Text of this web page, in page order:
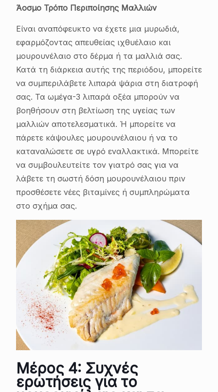
Άοσμο Τρόπο Περιποίησης Μαλλιών
Είναι αναπόφευκτο να έχετε μια μυρωδιά,
εφαρμόζοντας απευθείας ιχθυέλαιο και
μουρουνέλαιο στο δέρμα ή τα μαλλιά σας.
Κατά τη διάρκεια αυτής της περιόδου, μπορείτε
να συμπεριλάβετε λιπαρά ψάρια στη διατροφή
σας. Τα ωμέγα-3 λιπαρά οξέα μπορούν να
βοηθήσουν στη βελτίωση της υγείας των
μαλλιών αποτελεσματικά. Ή μπορείτε να
πάρετε κάψουλες μουρουνέλαιου ή να το
καταναλώσετε σε υγρό εναλλακτικά. Μπορείτε
να συμβουλευτείτε τον γιατρό σας για να
λάβετε τη σωστή δόση μουρουνέλαιου πριν
προσθέσετε νέες βιταμίνες ή συμπληρώματα
στο σχήμα σας.
Μέρος 4: Συχνές
ερωτήσεις για το